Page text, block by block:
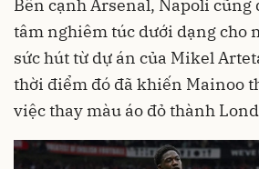
Bên cạnh Arsenal, Napoli cũng
tâm nghiêm túc dưới dạng cho
sức hút từ dự án của Mikel
thời điểm đó đã khiến Mainoo
việc thay màu áo đỏ thành